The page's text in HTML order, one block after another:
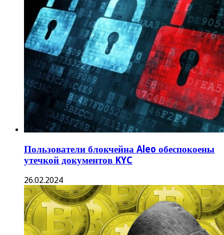
Пользователи блокчейна Aleo обеспокоены
утечкой документов KYC
26.02.2024